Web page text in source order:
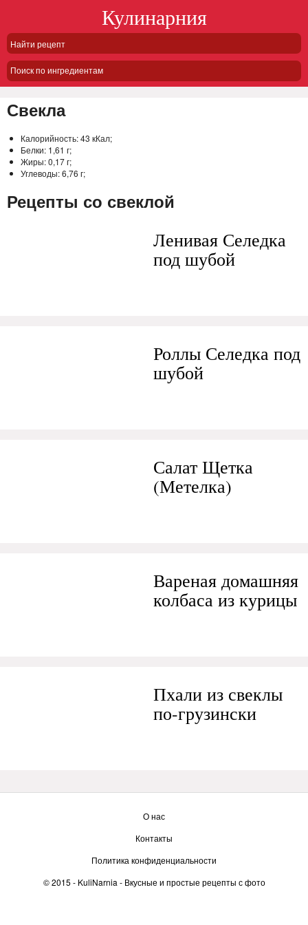
Кулинарния
Поиск по ингредиентам
Свекла
Калорийность:43 кКал;
Белки: 1,61 г;
Жиры:0,17 г;
Углеводы:6,76 г;
Рецепты со свеклой
Ленивая Селедка
под шубой
Роллы Селедка под
шубой
Салат Щетка
(Метелка)
Вареная домашняя
колбаса из курицы
Пхали из свеклы
по-грузински
О нас
Контакты
Политика конфиденциальности
© 2015 - KuliNarnia - Вкусные и простые рецепты с фото